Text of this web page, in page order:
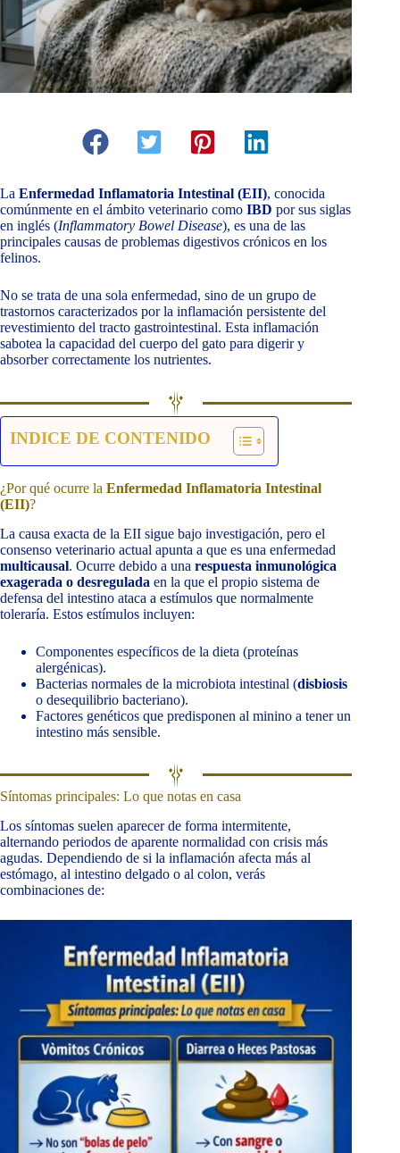
La Enfermedad Inflamatoria Intestinal (EII), conocida
comúnmente en el ámbito veterinario como IBD por sus siglas
en inglés (Inflammatory Bowel Disease), es una de las
principales causas de problemas digestivos crónicos en los
felinos.
No se trata de una sola enfermedad, sino de un grupo de
trastornos caracterizados por la inflamación persistente del
revestimiento del tracto gastrointestinal. Esta inflamación
sabotea la capacidad del cuerpo del gato para digerir y
absorber correctamente los nutrientes.
INDICE DE CONTENIDO
¿Por qué ocurre la Enfermedad Inflamatoria Intestinal
(EII)?
La causa exacta de la EII sigue bajo investigación, pero el
consenso veterinario actual apunta a que es una enfermedad
multicausal. Ocurre debido a una respuesta inmunológica
exagerada o desregulada en la que el propio sistema de
defensa del intestino ataca a estímulos que normalmente
toleraría. Estos estímulos incluyen:
Componentes específicos de la dieta (proteínas
alergénicas).
Bacterias normales de la microbiota intestinal (disbiosis
o desequilibrio bacteriano).
Factores genéticos que predisponen al minino a tener un
intestino más sensible.
Síntomas principales: Lo que notas en casa
Los síntomas suelen aparecer de forma intermitente,
alternando periodos de aparente normalidad con crisis más
agudas. Dependiendo de si la inflamación afecta más al
estómago, al intestino delgado o al colon, verás
combinaciones de: